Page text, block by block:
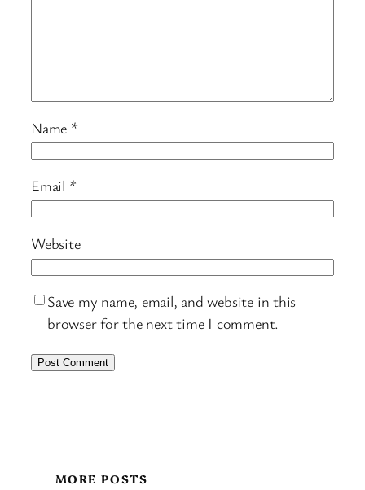
Name *
Email *
Website
Save my name, email, and website in this
browser for the next time I comment.
MORE POSTS